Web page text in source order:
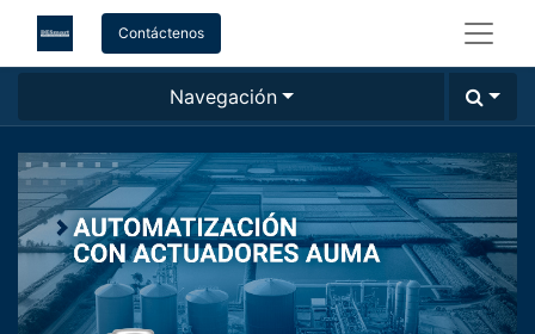
Contáctenos
Navegación